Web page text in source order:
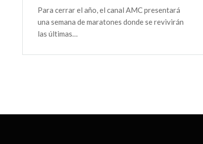
Para cerrar el año, el canal AMC presentará
una semana de maratones donde se revivirán
las últimas…